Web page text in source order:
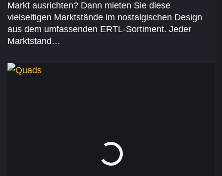
Markt ausrichten? Dann mieten Sie diese
vielseitigen Marktstände im nostalgischen Design
aus dem umfassenden ERTL-Sortiment. Jeder
Marktstand…